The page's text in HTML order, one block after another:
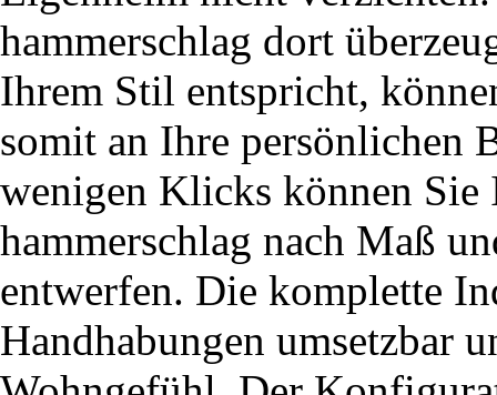
hammerschlag dort
Ihrem Stil entspricht,
somit an Ihre persönlichen
wenigen Klicks können
hammerschlag nach Maß
entwerfen. Die komplette
Handhabungen umsetzbar